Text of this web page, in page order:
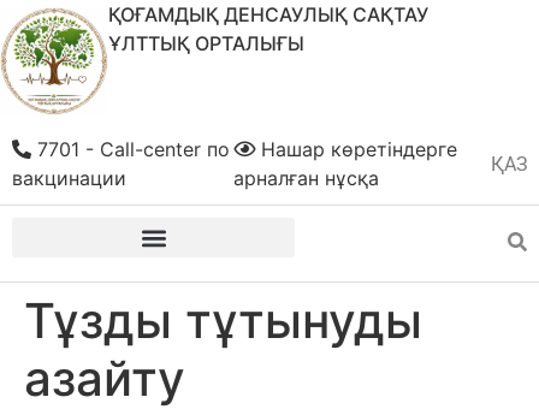
ҚОҒАМДЫҚ ДЕНСАУЛЫҚ САҚТАУ
ҰЛТТЫҚ ОРТАЛЫҒЫ
ҚАЗ
РУС
Нашар көретіндерге
арналған нұсқа
7701 - Call-center по
вакцинации
Тұзды тұтынуды
азайту